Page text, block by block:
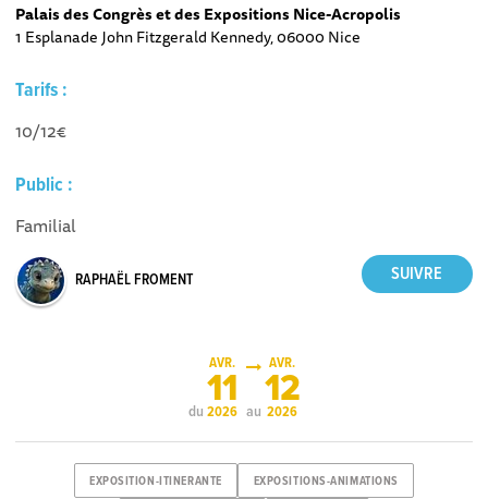
Palais des Congrès et des Expositions Nice-Acropolis
1 Esplanade John Fitzgerald Kennedy, 06000 Nice
Tarifs :
10/12€
Public :
Familial
RAPHAËL FROMENT
du
AVR.
11
2026 au
AVR.
12
2026
EXPOSITION-ITINERANTE EXPOSITIONS-ANIMATIONS